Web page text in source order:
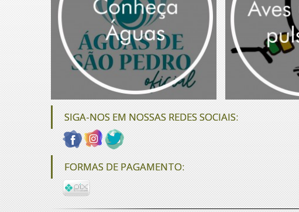
SIGA-NOS EM NOSSAS REDES SOCIAIS:
FORMAS DE PAGAMENTO: